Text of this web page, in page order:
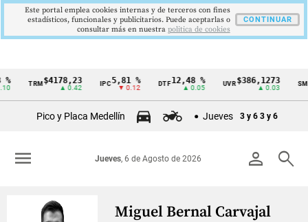
Cintillo
Colombia
TRM$4178,23
▲ 0.42
IPC5,81 %
▼ 0.12
DTF12,48 %
▲ 0.05
UVR$386,1273
▲ 0.03
Pico y Placa Medellín Jueves 3 y 6 3 y 6
person search
Jueves, 6 de Agosto de 2026
menu
Miguel Bernal Carvajal
Este portal emplea cookies internas y de terceros con fines
estadísticos, funcionales y publicitarios. Puede aceptarlas o
consultar más en nuestra politica de cookies
CONTINUAR